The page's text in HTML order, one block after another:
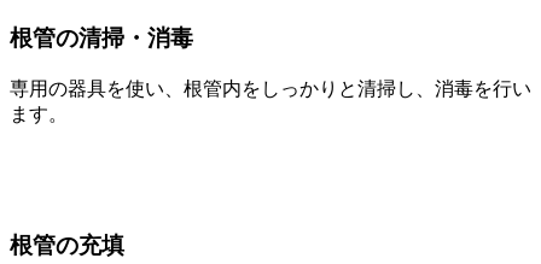
根管の清掃・消毒
専用の器具を使い、根管内をしっかりと清掃し、消毒を行い
ます。
根管の充填